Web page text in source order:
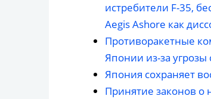
истребители F-35,
Aegis Ashore как
Противоракетные
Японии из-за
Япония сохраняет
Принятие законов о